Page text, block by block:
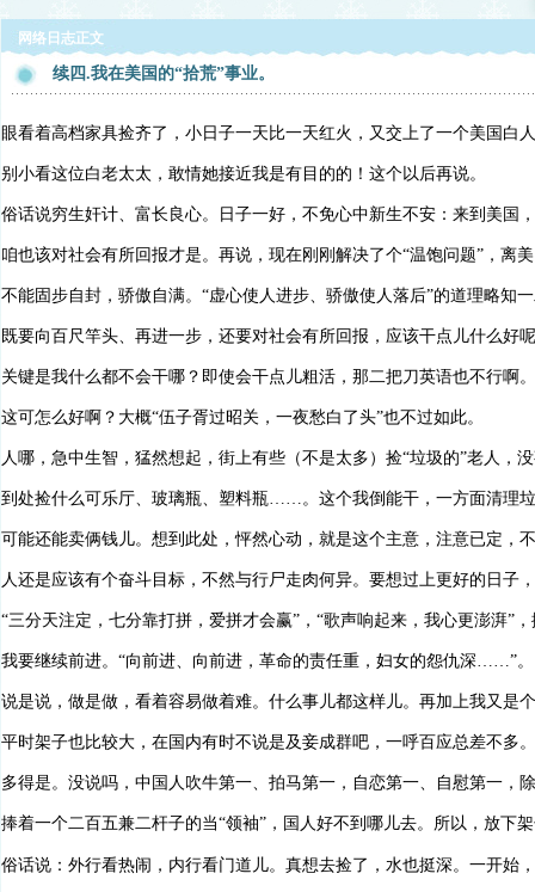
网络日志正文
续四.我在美国的“拾荒”事业。
眼看着高档家具捡齐了，小日子一天比一天红火，又交上了一个美国白
别小看这位白老太太，敢情她接近我是有目的的！这个以后再说。
俗话说穷生奸计、富长良心。日子一好，不免心中新生不安：来到美国
咱也该对社会有所回报才是。再说，现在刚刚解决了个“温饱问题”，离
不能固步自封，骄傲自满。“虚心使人进步、骄傲使人落后”的道理略知
既要向百尺竿头、再进一步，还要对社会有所回报，应该干点儿什么好
关键是我什么都不会干哪？即使会干点儿粗活，那二把刀英语也不行啊
这可怎么好啊？大概“伍子胥过昭关，一夜愁白了头”也不过如此。
人哪，急中生智，猛然想起，街上有些（不是太多）捡“垃圾的”老人，
到处捡什么可乐厅、玻璃瓶、塑料瓶……。这个我倒能干，一方面清理
可能还能卖俩钱儿。想到此处，怦然心动，就是这个主意，注意已定，
人还是应该有个奋斗目标，不然与行尸走肉何异。要想过上更好的日子
“三分天注定，七分靠打拼，爱拼才会赢”，“歌声响起来，我心更澎湃”
我要继续前进。“向前进、向前进，革命的责任重，妇女的怨仇深……”。
说是说，做是做，看着容易做着难。什么事儿都这样儿。再加上我又是
平时架子也比较大，在国内有时不说是及妾成群吧，一呼百应总差不多
多得是。没说吗，中国人吹牛第一、拍马第一，自恋第一、自慰第一，
捧着一个二百五兼二杆子的当“领袖”，国人好不到哪儿去。所以，放下
俗话说：外行看热闹，内行看门道儿。真想去捡了，水也挺深。一开始